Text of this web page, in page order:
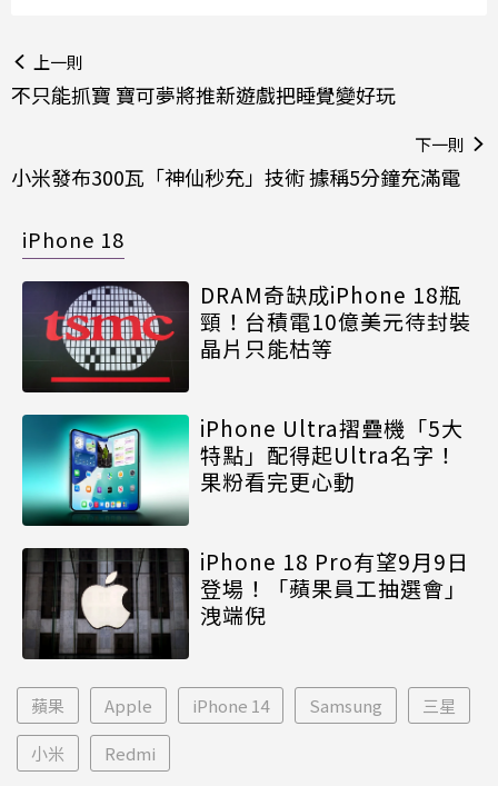
上一則
不只能抓寶 寶可夢將推新遊戲把睡覺變好玩
下一則
小米發布300瓦「神仙秒充」技術 據稱5分鐘充滿電
iPhone 18
DRAM奇缺成iPhone 18瓶
頸！台積電10億美元待封裝
晶片只能枯等
iPhone Ultra摺疊機「5大
特點」配得起Ultra名字！
果粉看完更心動
iPhone 18 Pro有望9月9日
登場！「蘋果員工抽選會」
洩端倪
蘋果 Apple iPhone 14 Samsung 三星
小米 Redmi